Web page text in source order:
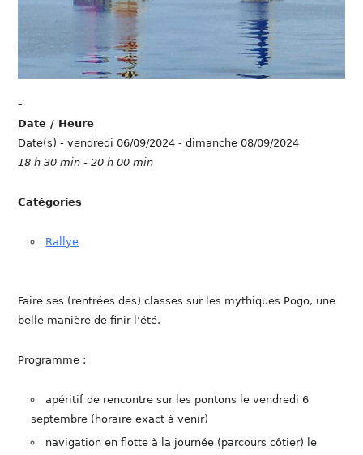
-
Date / Heure
Date(s) - vendredi 06/09/2024 - dimanche 08/09/2024
18 h 30 min - 20 h 00 min
Catégories
Rallye
Faire ses (rentrées des) classes sur les mythiques Pogo, une
belle manière de finir l’été.
Programme :
apéritif de rencontre sur les pontons le vendredi 6
septembre (horaire exact à venir)
navigation en flotte à la journée (parcours côtier) le